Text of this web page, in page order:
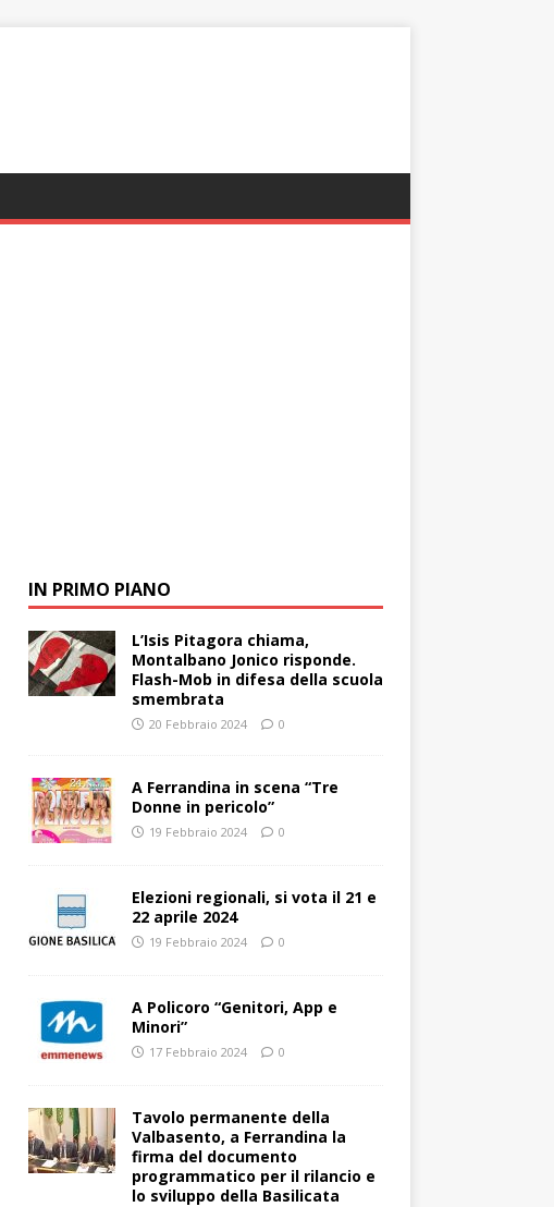
IN PRIMO PIANO
L’Isis Pitagora chiama,
Montalbano Jonico risponde.
Flash-Mob in difesa della scuola
smembrata
20 Febbraio 2024 0
A Ferrandina in scena “Tre
Donne in pericolo”
19 Febbraio 2024 0
Elezioni regionali, si vota il 21 e
22 aprile 2024
19 Febbraio 2024 0
A Policoro “Genitori, App e
Minori”
17 Febbraio 2024 0
Tavolo permanente della
Valbasento, a Ferrandina la
firma del documento
programmatico per il rilancio e
lo sviluppo della Basilicata